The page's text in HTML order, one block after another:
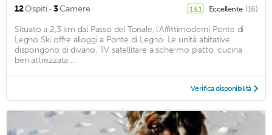
12Ospiti · 3Camere 13,1 Eccellente (16)
Situato a 2,3 km dal Passo del Tonale, l'Affittimoderni Ponte di
Legno Ski offre alloggi a Ponte di Legno. Le unità abitative
dispongono di divano, TV satellitare a schermo piatto, cucina
ben attrezzata ...
Verifica disponibilità